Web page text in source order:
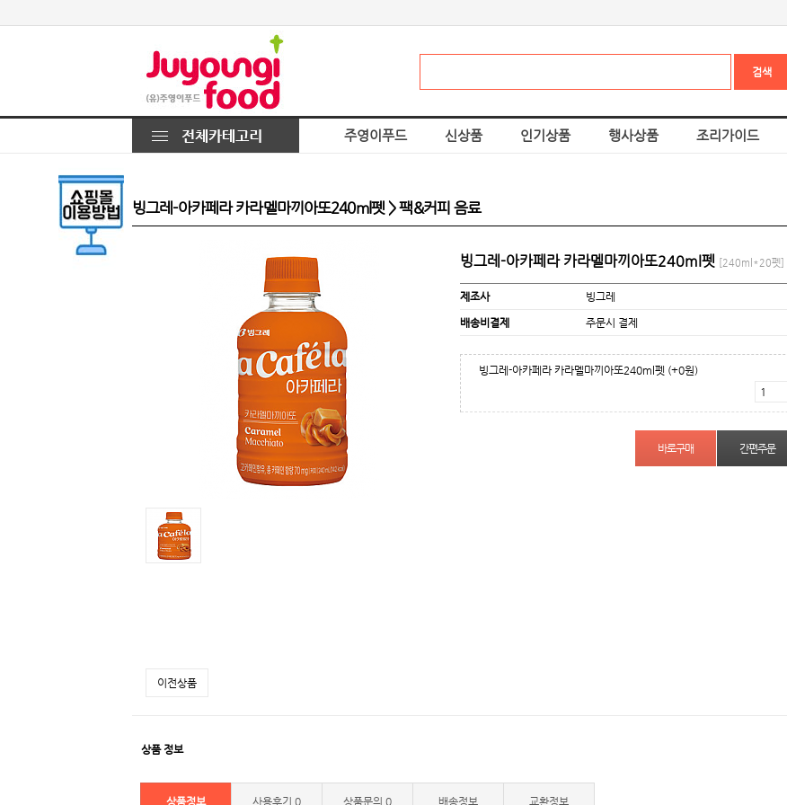
주영이푸드 신상품 인기상품 행사상품 조리가이드
빙그레-아카페라 카라멜마끼아또240ml펫 > 팩&커피 음료
빙그레-아카페라 카라멜마끼아또240ml펫 [240ml*20펫]
제조사 빙그레
배송비결제 주문시 결제
빙그레-아카페라 카라멜마끼아또240ml펫 (+0원)
간편주문
이전상품
상품 정보
상품정보 사용후기 0 상품문의 0 배송정보 교환정보